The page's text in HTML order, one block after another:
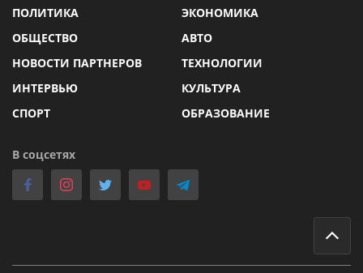
ПОЛИТИКА
ЭКОНОМИКА
ОБЩЕСТВО
АВТО
НОВОСТИ ПАРТНЕРОВ
ТЕХНОЛОГИИ
ИНТЕРВЬЮ
КУЛЬТУРА
СПОРТ
ОБРАЗОВАНИЕ
В соцсетях